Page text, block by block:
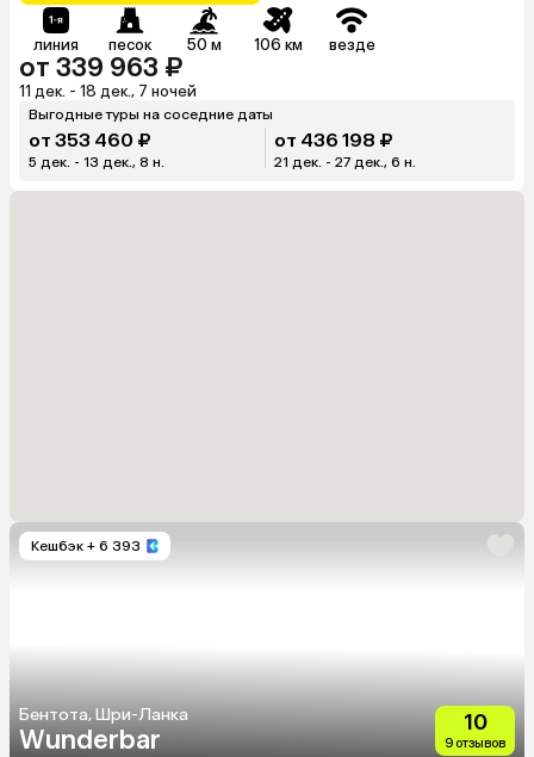
линия песок 50 м 106 км везде
от 339 963 ₽
11 дек. - 18 дек., 7 ночей
Выгодные туры на соседние даты
от 353 460 ₽
5 дек. - 13 дек., 8 н.
от 436 198 ₽
21 дек. - 27 дек., 6 н.
Кешбэк + 6 393
Бентота, Шри-Ланка
Wunderbar
10
9 отзывов